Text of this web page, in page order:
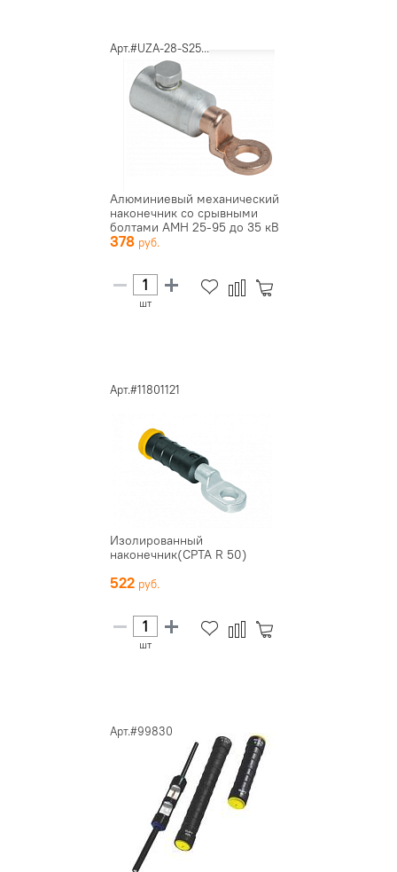
Арт.#UZA-28-S25...
Алюминиевый механический
наконечник со срывными
болтами АМН 25-95 до 35 кВ
...
378
шт
Арт.#11801121
Изолированный
наконечник(CPTA R 50)
522
шт
Арт.#99830